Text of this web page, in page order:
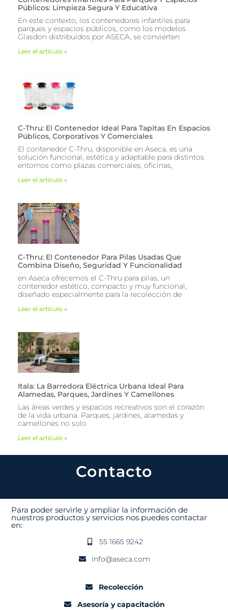
Públicos: Limpieza Segura Y Educativa
En este contexto, los contenedores infantiles para
parques y espacios públicos, como los modelos
Glasdon distribuidos por ASECA, se convierten
Leer el artículo »
C-Thru: El Contenedor Ideal Para Tapitas En Espacios
Públicos, Corporativos Y Comerciales
El contenedor C-Thru, disponible en Aseca, es una
solución funcional, estética y adaptable para distintos
entornos como plazas comerciales, oficinas,
Leer el artículo »
C-Thru: El Contenedor Para Pilas Usadas Que
Combina Diseño, Seguridad Y Funcionalidad
en Aseca ofrecemos el C-Thru para pilas, un
contenedor estético, compacto y muy funcional,
diseñado especialmente para la recolección de
Leer el artículo »
Itala: La Barredora Eléctrica Urbana Ideal Para
Alamedas, Parques, Jardines Y Camellones
Las áreas verdes y espacios recreativos son el corazón
de la vida urbana. Parques, jardines, alamedas y
camellones no solo
Leer el artículo »
Contacto
Para poder servirle y ampliar la información de
nuestros productos y servicios nos puedes contactar
en:
55 1665 9242
info@aseca.com
Recolección
Asesoría y capacitación